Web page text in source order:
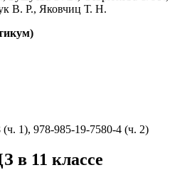
В. Р., Яковчиц Т. Н.
1), 978-985-19-7580-4 (ч. 2)
в 11 классе